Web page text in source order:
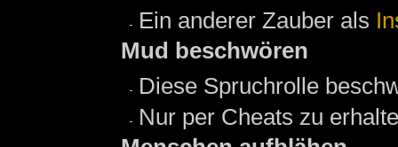
Ein anderer Zauber als
Mud beschwören
Diese Spruchrolle
Nur per Cheats zu